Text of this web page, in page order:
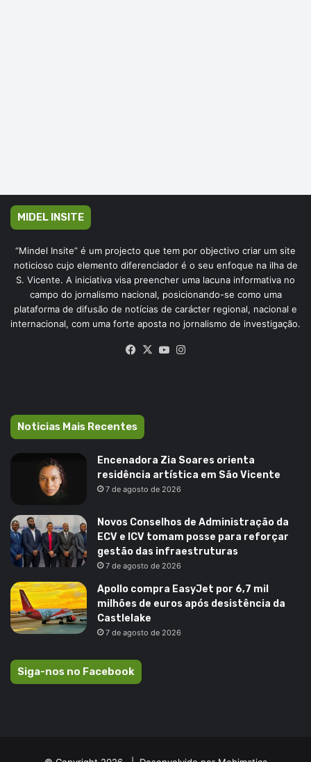
MIDEL INSITE
“Mindel Insite” é um projecto que tem por objectivo criar um site
noticioso cujo elemento diferenciador é o seu enfoque na ilha de
S. Vicente. A iniciativa visa preencher uma lacuna informativa no
campo do jornalismo nacional, posicionando-se como uma
plataforma de difusão de notícias de carácter regional, nacional e
internacional, com uma forte aposta no jornalismo de investigação.
Facebook
X YouTube
Noticias Mais Recentes
Encenadora Zia Soares orienta
residência artística em São Vicente
7 de agosto de 2026
Novos Conselhos de Administração da
ECV e ICV tomam posse para reforçar
gestão das infraestruturas
7 de agosto de 2026
Apollo compra EasyJet por 6,7 mil
milhões de euros após desistência da
Castlelake
7 de agosto de 2026
Siga-nos no Facebook